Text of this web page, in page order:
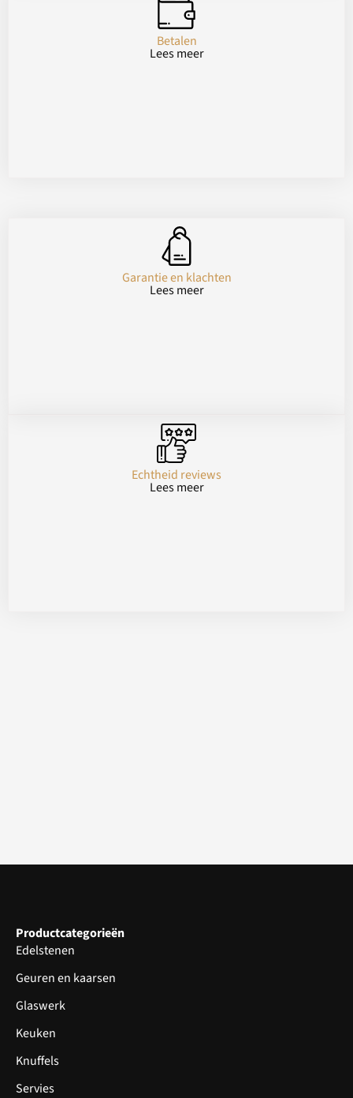
Betalen
Lees meer
Garantie en klachten
Lees meer
Echtheid reviews
Lees meer
Productcategorieën
Edelstenen
Geuren en kaarsen
Glaswerk
Keuken
Knuffels
Servies